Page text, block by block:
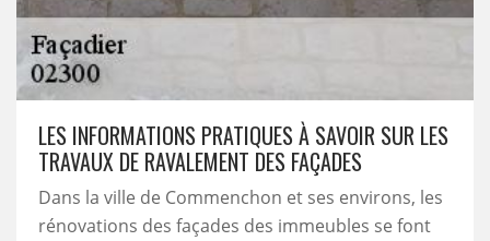
LES INFORMATIONS PRATIQUES À SAVOIR SUR LES
TRAVAUX DE RAVALEMENT DES FAÇADES
Dans la ville de Commenchon et ses environs, les
rénovations des façades des immeubles se font